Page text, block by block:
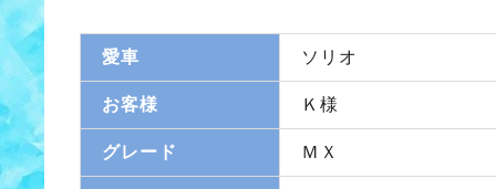
愛車 ソリオ
お客様 Ｋ様
グレード ＭＸ